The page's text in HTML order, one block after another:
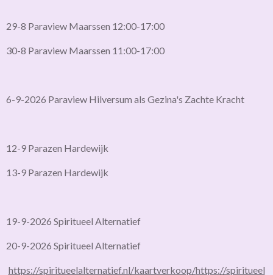
29-8 Paraview Maarssen 12:00-17:00
30-8 Paraview Maarssen 11:00-17:00
6-9-2026 Paraview Hilversum als Gezina's Zachte Kracht
12-9 Parazen Hardewijk
13-9 Parazen Hardewijk
19-9-2026 Spiritueel Alternatief
20-9-2026 Spiritueel Alternatief
https://spiritueelalternatief.nl/kaartverkoop/https://spiritueel